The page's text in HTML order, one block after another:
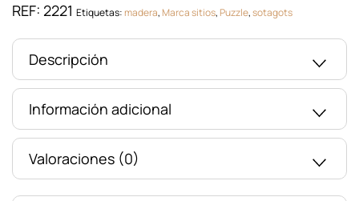
REF: 2221 Etiquetas:madera,Marca sitios,Puzzle,sotagots
Descripción
Información adicional
Valoraciones (0)